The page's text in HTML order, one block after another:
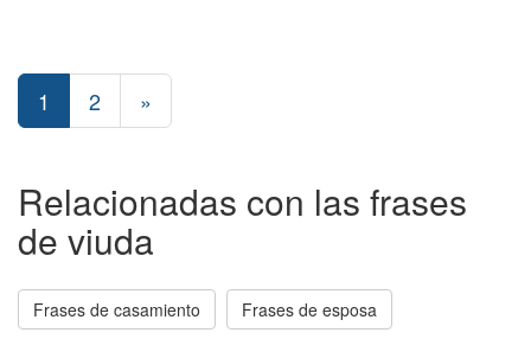
1 2 »
Relacionadas con las frases
de viuda
Frases de casamiento Frases de esposa